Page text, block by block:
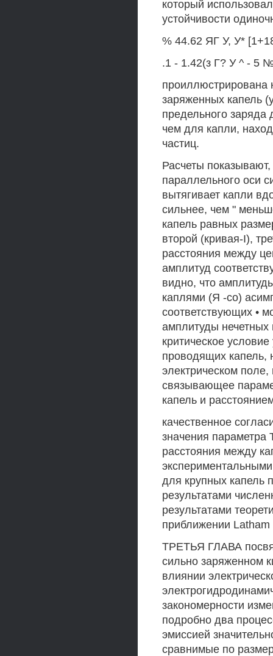
который
устойчивости
% 44.62 ЯГ У, У*
.1 - 1.42(з Г? У ^ - 5
проиллюстрирована
заряженных капель
предельного заряда
чем для капли,
частиц.
Расчеты
параллельного оси
вытягивает капли
сильнее, чем "
капель равных
второй (кривая-I),
расстояния между
амплитуд
видно, что
каплями (Я -со)
соответствующих •
амплитуды
критическое
проводящих
электрическом
связывающее
капель и
качественное
значения параметра
расстояния между
для крупных капель
результатами
результатами
приближении
ТРЕТЬЯ ГЛАВА
сильно заряженном
влиянии
закономерности
подробно два
эмиссией
сравнимые по